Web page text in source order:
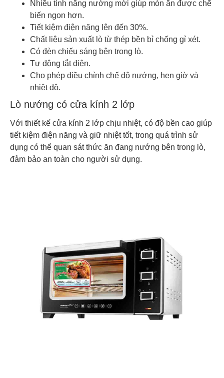
Nhiều tính năng nướng mới giúp món ăn được chế
biến ngon hơn.
Tiết kiệm điện năng lên đến 30%.
Chất liệu sản xuất lò từ thép bền bỉ chống gỉ xét.
Có đèn chiếu sáng bên trong lò.
Tự động tắt điện.
Cho phép điều chỉnh chế độ nướng, hẹn giờ và
nhiệt độ.
Lò nướng có cửa kính 2 lớp
Với thiết kế cửa kính 2 lớp chịu nhiệt, có độ bền cao giúp
tiết kiệm điện năng và giữ nhiệt tốt, trong quá trình sử
dụng có thể quan sát thức ăn đang nướng bên trong lò,
đảm bảo an toàn cho người sử dụng.